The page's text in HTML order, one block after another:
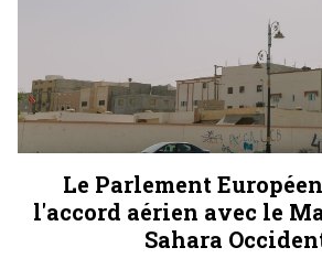
Le Parlement
l'accord aérien avec le
Sahara